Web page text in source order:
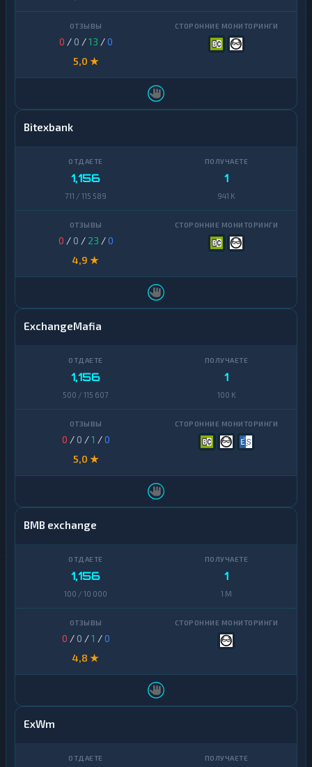
0 / 0 /13 /0
5,0 ★
Bitexbank
1,156
711 / 115 589
1
941 K
0 / 0 / 23 /0
4,9 ★
ExchangeMafia
1,156
500 / 115 607
1
100 K
0 / 0 /1 /0
5,0 ★
BMB exchange
1,156
100 / 10 000
1
1 M
0 / 0 /1 /0
4,8 ★
ExWm